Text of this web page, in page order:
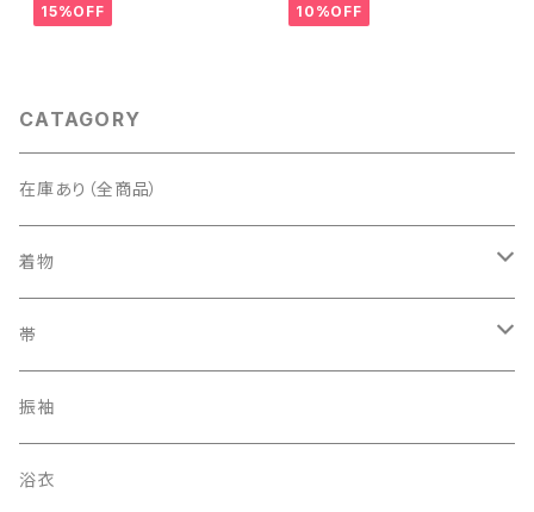
15%OFF 10%OFF
CATAGORY
在庫あり（全商品）
着物
訪問着・付下げ
紬
色無地
帯
袋帯
名古屋帯
振袖
浴衣